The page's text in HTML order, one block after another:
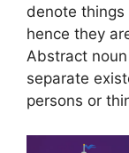
denote
hence they
Abstract
separate
persons or